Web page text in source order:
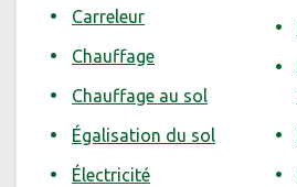
Carreleur
Chauffage
Chauffage au sol
Égalisation du sol
Électricité